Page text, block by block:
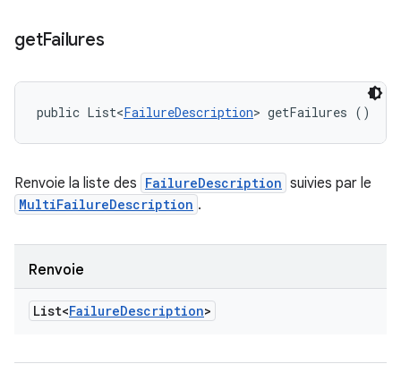
getFailures
public List<FailureDescription> getFailures ()
Renvoie la liste des FailureDescription suivies par le
MultiFailureDescription .
Renvoie
List<FailureDescription>